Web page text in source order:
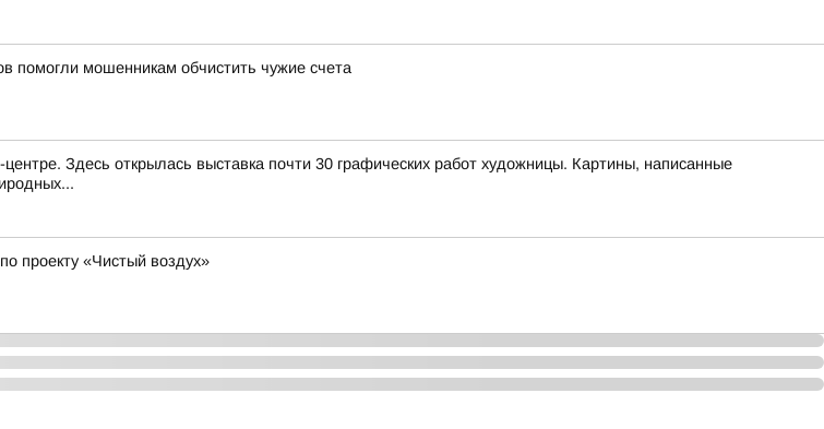
помогли мошенникам обчистить чужие счета
Здесь открылась выставка почти 30 графических работ художницы. Картины, написанные
проекту «Чистый воздух»